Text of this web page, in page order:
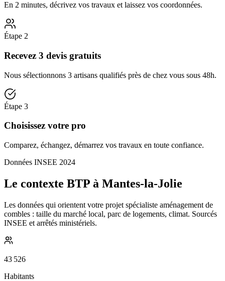
En 2 minutes, décrivez vos travaux et laissez vos coordonnées.
Étape 2
Recevez 3 devis gratuits
Nous sélectionnons 3 artisans qualifiés près de chez vous sous 48h.
Étape 3
Choisissez votre pro
Comparez, échangez, démarrez vos travaux en toute confiance.
Données INSEE 2024
Le contexte BTP à Mantes-la-Jolie
Les données qui orientent votre projet spécialiste aménagement de
combles : taille du marché local, parc de logements, climat. Sourcés
INSEE et arrêtés ministériels.
43 526
Habitants